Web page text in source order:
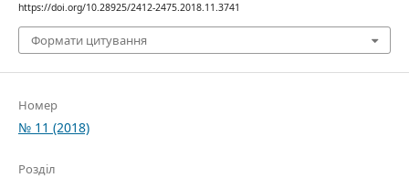
https://doi.org/10.28925/2412-2475.2018.11.3741
Формати цитування
Номер
№ 11 (2018)
Розділ